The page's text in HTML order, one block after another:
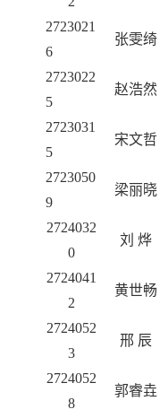
2723021
6
张雯绮
2723022
5
赵浩然
2723031
5
宋文哲
2723050
9
梁丽晓
2724032
0
刘 烨
2724041
2
黄世畅
2724052
3
邢 辰
2724052
8
郭睿垚